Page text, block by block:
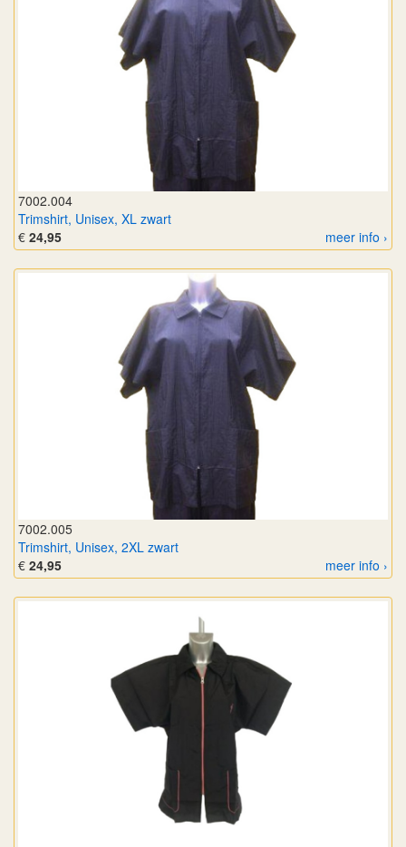
7002.004
Trimshirt, Unisex, XL zwart
meer info ›
€ 24,95
7002.005
Trimshirt, Unisex, 2XL zwart
meer info ›
€ 24,95